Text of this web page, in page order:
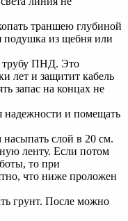
траншею глубиной
подушка из щебня или
трубу ПНД. Это
лет и защитит кабель
запас на концах не
надежности и помещать
слой в 20 см.
ленту. Если потом
то при
что ниже проложен
грунт. После можно